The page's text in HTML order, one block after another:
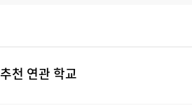
추천 연관 학교